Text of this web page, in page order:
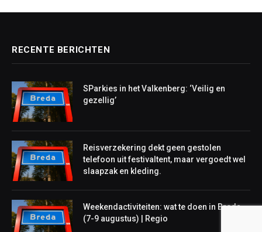
RECENTE BERICHTEN
SParkies in het Valkenberg: ‘Veilig en
gezellig’
Reisverzekering dekt geen gestolen
telefoon uit festivaltent, maar vergoedt wel
slaapzak en kleding.
Weekendactiviteiten: wat te doen in Breda
(7-9 augustus) | Regio